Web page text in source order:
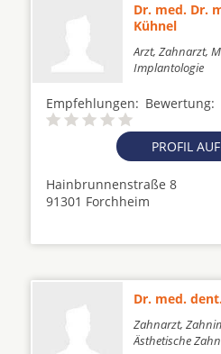
Dr. med. Dr.
Kühnel
Arzt, Zahnarzt,
Implantologie
Empfehlungen: Bewertung:
PROFIL
Hainbrunnenstraße 8
91301 Forchheim
Dr. med.
Zahnarzt,
Ästhetische